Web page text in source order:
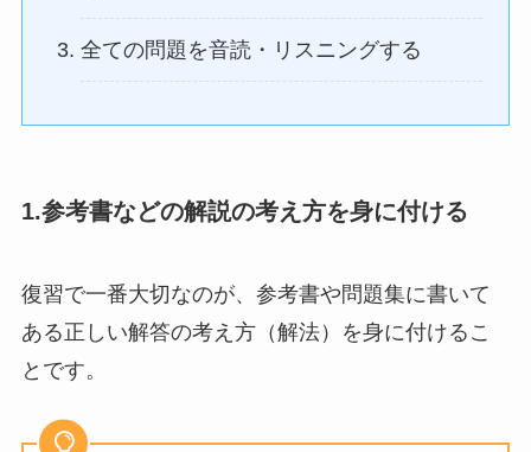
全ての問題を音読・リスニングする
1.参考書などの解説の考え方を身に付ける
復習で一番大切なのが、参考書や問題集に書いて
ある正しい解答の考え方（解法）を身に付けるこ
とです。